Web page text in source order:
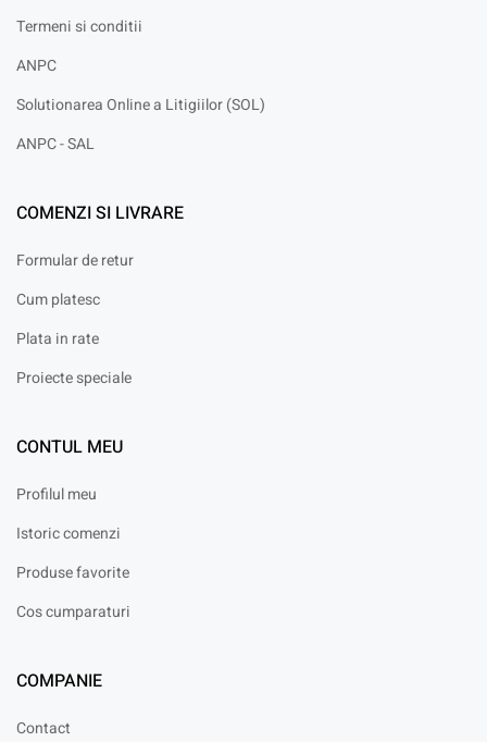
Termeni si conditii
ANPC
Solutionarea Online a Litigiilor (SOL)
ANPC - SAL
COMENZI SI LIVRARE
Formular de retur
Cum platesc
Plata in rate
Proiecte speciale
CONTUL MEU
Profilul meu
Istoric comenzi
Produse favorite
Cos cumparaturi
COMPANIE
Contact